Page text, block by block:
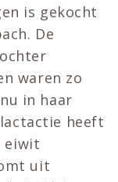
is gekocht
De
waren zo
in haar
heeft
eiwit
uit